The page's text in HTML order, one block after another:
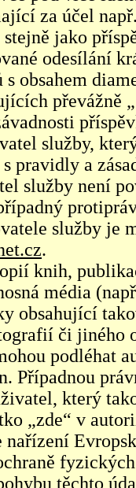
za účel
jako
odesílání
s obsahem
převážně
služby,
s pravidly a
služby není
služby je
.
knih,
média
obsahující
či jiného
podléhat
Případnou
který
„zde“ v
nařízení
těchto